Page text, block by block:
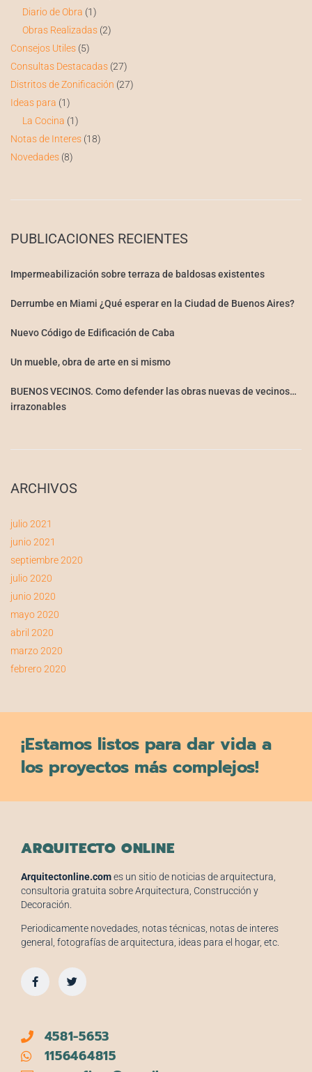
Diario de Obra (1)
Obras Realizadas(2)
Consejos Utiles (5)
Consultas Destacadas (27)
Distritos de Zonificación (27)
Ideas para (1)
La Cocina (1)
Notas de Interes (18)
Novedades (8)
PUBLICACIONES RECIENTES
Impermeabilización sobre terraza de baldosas existentes
Derrumbe en Miami ¿Qué esperar en la Ciudad de Buenos Aires?
Nuevo Código de Edificación de Caba
Un mueble, obra de arte en si mismo
BUENOS VECINOS. Como defender las obras nuevas de vecinos…
irrazonables
ARCHIVOS
julio 2021
junio 2021
septiembre 2020
julio 2020
junio 2020
mayo 2020
abril 2020
marzo 2020
febrero 2020
¡Estamos listos para dar vida a
los proyectos más complejos!
ARQUITECTO ONLINE
Arquitectonline.comes un sitio de noticias de arquitectura,
consultoria gratuita sobre Arquitectura, Construcción y
Decoración.
Periodicamente novedades, notas técnicas, notas de interes
general, fotografías de arquitectura, ideas para el hogar, etc.
4581-5653
1156464815